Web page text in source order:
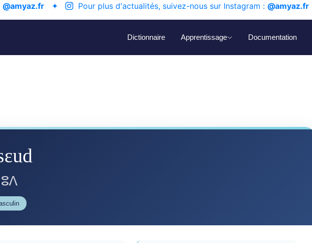
@amyaz.fr ✦ Pour plus d'actualités, suivez-nous sur Instagram : @amyaz.fr
Dictionnaire Apprentissage Documentation